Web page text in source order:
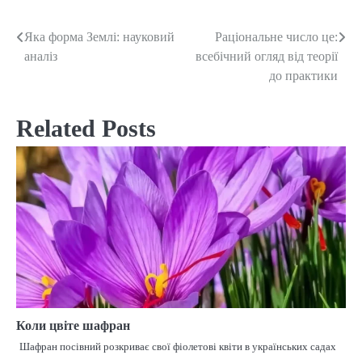
Post
Яка форма Землі: науковий
аналіз
Раціональне число це:
всебічний огляд від теорії
до практики
Related Posts
Коли цвіте шафран
Шафран посівний розкриває свої фіолетові квіти в українських садах